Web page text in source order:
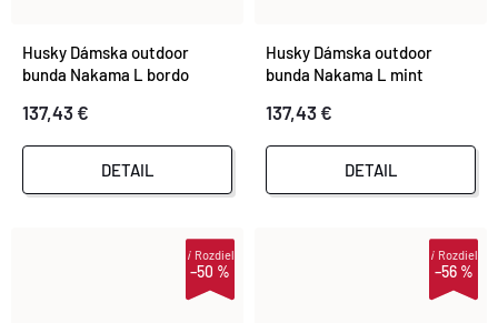
Husky Dámska outdoor
bunda Nakama L bordo
137,43 €
DETAIL
Husky Dámska outdoor
bunda Nakama L mint
137,43 €
DETAIL
–50 %
iRozdiel
–56 %
iRozdiel